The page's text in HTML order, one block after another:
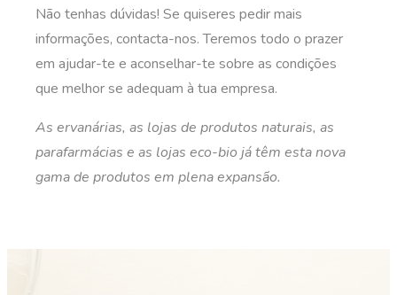
Não tenhas dúvidas! Se quiseres pedir mais
informações, contacta-nos. Teremos todo o prazer
em ajudar-te e aconselhar-te sobre as condições
que melhor se adequam à tua empresa.
As ervanárias, as lojas de produtos naturais, as
parafarmácias e as lojas eco-bio já têm esta nova
gama de produtos em plena expansão.